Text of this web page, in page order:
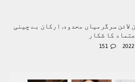
لائن سرگرمياں محدود, ارکان بے چینی
کا شکار
151